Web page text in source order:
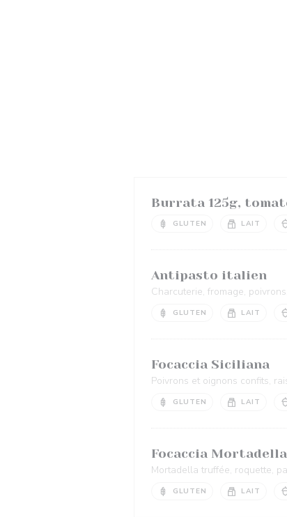
Burrata 125g,
GLUTEN LAIT
Antipasto italien
Charcuterie, fromage,
GLUTEN LAIT
Focaccia Siciliana
Poivrons et oignons confits,
GLUTEN LAIT
Focaccia Mortadella
Mortadella truffée, roquette,
GLUTEN LAIT